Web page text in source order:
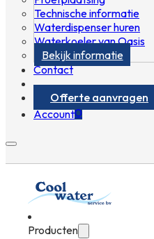
Technische informatie
Waterdispenser huren
Waterkoeler van Oasis
Bekijk informatie
Contact
Offerte aanvragen
Account0
Producten